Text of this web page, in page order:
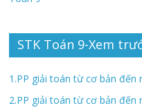
STK Toán 9-Xem
1.PP giải toán từ cơ bản đến
2.PP giải toán từ cơ bản đến